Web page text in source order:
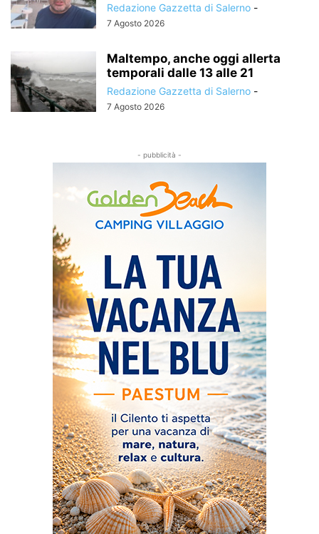
Redazione Gazzetta di Salerno -
7 Agosto 2026
Maltempo, anche oggi allerta
temporali dalle 13 alle 21
Redazione Gazzetta di Salerno -
7 Agosto 2026
- pubblicità -